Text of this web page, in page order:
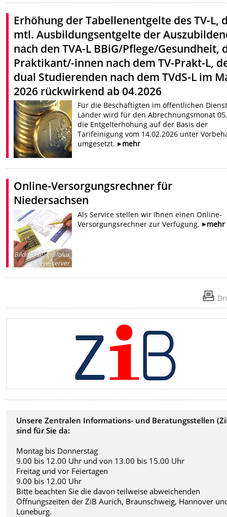
Erhöhung der Tabellenentgelte des TV-L,
mtl. Ausbildungsentgelte der
nach den TVA-L BBiG/Pflege/Gesundheit,
Praktikant/-innen nach dem TV-Prakt-L,
dual Studierenden nach dem TVdS-L im
2026 rückwirkend ab 04.2026
Für die Beschäftigten im öffentlichen
Länder wird für den Abrechnungsmonat
die Entgelterhöhung auf der Basis der
Tarifeinigung vom 14.02.2026 unter
umgesetzt.
mehr
Online-Versorgungsrechner für
Niedersachsen
Bildrechte:grafolux
& eye-server
Als Service stellen wir Ihnen einen Online-
Versorgungsrechner zur Verfügung.
mehr
Unsere Zentralen Informations- und Beratungsstellen
sind für Sie da:
Montag bis Donnerstag
9.00 bis 12.00 Uhr und von 13.00 bis 15.00 Uhr
Freitag und vor Feiertagen
9.00 bis 12.00 Uhr
Bitte beachten Sie die davon teilweise abweichenden
Öffnungszeiten der ZiB Aurich, Braunschweig, Hannover
Lüneburg.